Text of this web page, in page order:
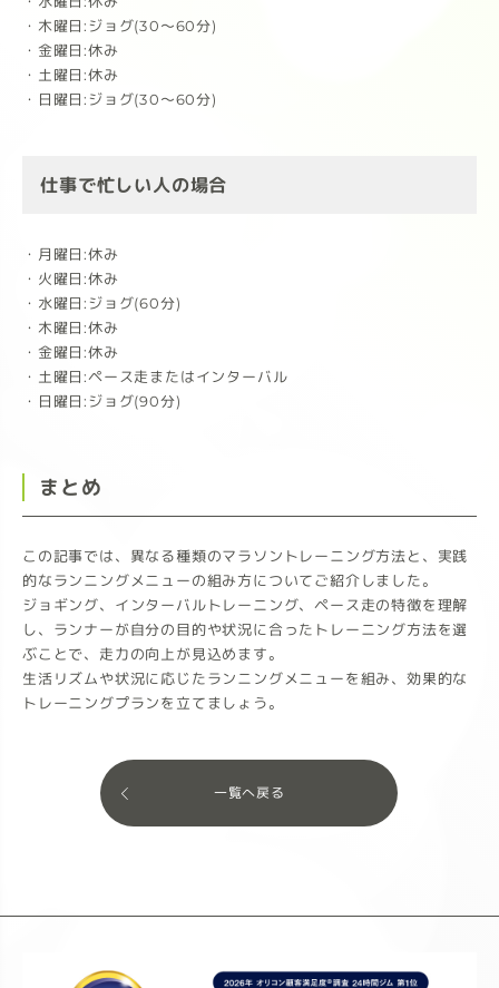
・木曜日:ジョグ(30〜60分)
・金曜日:休み
・土曜日:休み
・日曜日:ジョグ(30〜60分)
仕事で忙しい人の場合
・月曜日:休み
・火曜日:休み
・水曜日:ジョグ(60分)
・木曜日:休み
・金曜日:休み
・土曜日:ペース走またはインターバル
・日曜日:ジョグ(90分)
まとめ
この記事では、異なる種類のマラソントレーニング方法と、実践
的なランニングメニューの組み方についてご紹介しました。
ジョギング、インターバルトレーニング、ペース走の特徴を理解
し、ランナーが自分の目的や状況に合ったトレーニング方法を選
ぶことで、走力の向上が見込めます。
生活リズムや状況に応じたランニングメニューを組み、効果的な
トレーニングプランを立てましょう。
一覧へ戻る